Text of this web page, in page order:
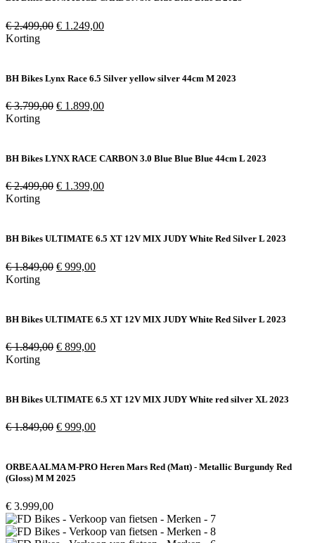
€2.499,00 Oorspronkelijke
€ 1.249,00Huidige
Korting
BH Bikes Lynx Race 6.5 Silver yellow silver 44cm M 2023
€3.799,00 Oorspronkelijke
€ 1.899,00Huidige
Korting
BH Bikes LYNX RACE CARBON 3.0 Blue Blue Blue 44cm L 2023
€2.499,00 Oorspronkelijke
€ 1.399,00Huidige
Korting
BH Bikes ULTIMATE 6.5 XT 12V MIX JUDY White Red Silver L 2023
€1.849,00 Oorspronkelijke
€ 999,00Huidige
Korting
BH Bikes ULTIMATE 6.5 XT 12V MIX JUDY White Red Silver L 2023
€1.849,00 Oorspronkelijke
€ 899,00Huidige
Korting
BH Bikes ULTIMATE 6.5 XT 12V MIX JUDY White red silver XL 2023
€1.849,00 Oorspronkelijke
€ 1.849,00.
€ 999,00Huidige
€ 999,00.
ORBEA ALMA M-PRO Heren Mars Red (Matt) - Metallic Burgundy Red
(Gloss) M M 2025
€ 3.999,00